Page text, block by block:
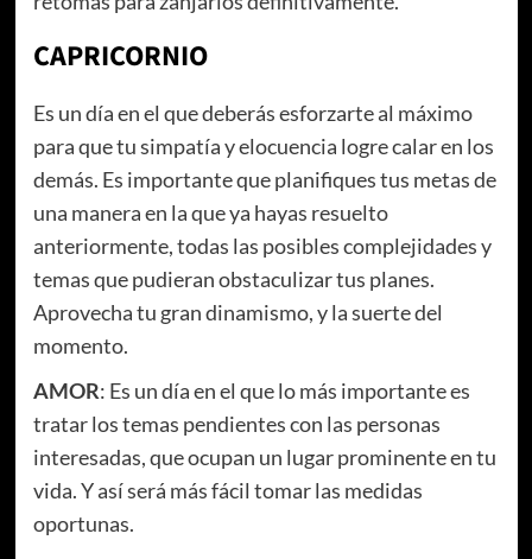
CAPRICORNIO
Es un día en el que deberás esforzarte al máximo
para que tu simpatía y elocuencia logre calar en los
demás. Es importante que planifiques tus metas de
una manera en la que ya hayas resuelto
anteriormente, todas las posibles complejidades y
temas que pudieran obstaculizar tus planes.
Aprovecha tu gran dinamismo, y la suerte del
momento.
AMOR: Es un día en el que lo más importante es
tratar los temas pendientes con las personas
interesadas, que ocupan un lugar prominente en tu
vida. Y así será más fácil tomar las medidas
oportunas.